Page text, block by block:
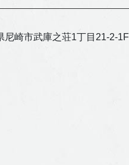
崎市武庫之荘1丁目21-2-1F